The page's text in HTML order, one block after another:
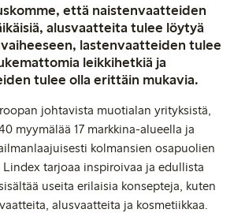
että naistenvaatteiden
alusvaatteita tulee löytyä
lastenvaatteiden tulee
leikkihetkiä ja
tulee olla erittäin mukavia.
johtavista muotialan yrityksistä,
myymälää 17 markkina-alueella ja
kolmansien osapuolien
tarjoaa inspiroivaa ja edullista
useita erilaisia konsepteja, kuten
alusvaatteita ja kosmetiikkaa.